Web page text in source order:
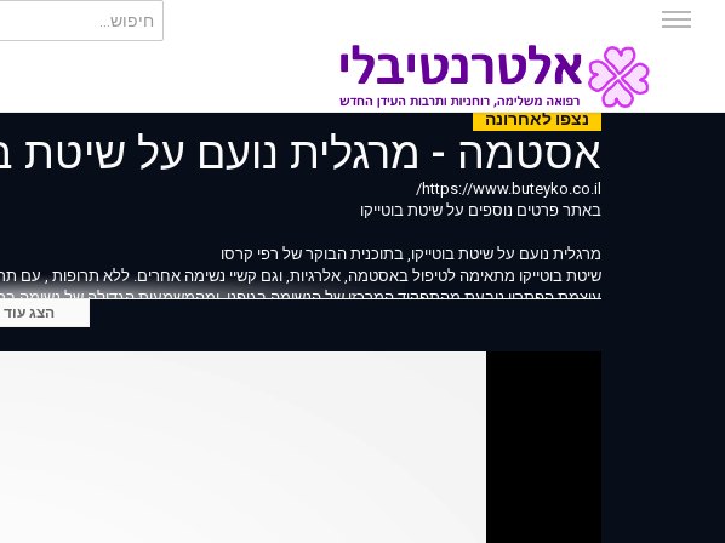
נצפו לאחרונה
אסטמה - מרגלית נועם על שיטת
https://www.buteyko.co.il/
באתר פרטים נוספים על שיטת בוטייקו
מרגלית נועם על שיטת בוטייקו, בתוכנית הבוקר של רפי קרסו
שיטת בוטייקו מתאימה לטיפול באסטמה, אלרגיות, וגם קשיי נשימה אחרים. ללא תרופות , עם
עוצמת הפתרון נובעת מהתפקיד המרכזי של הנשימה בגופנו, ומהמשמעות הגדולה של נשימה
הצג עוד